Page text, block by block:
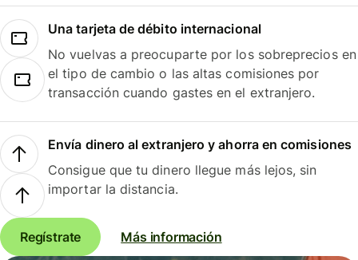
Una tarjeta de débito internacional
No vuelvas a preocuparte por los sobreprecios en
el tipo de cambio o las altas comisiones por
transacción cuando gastes en el extranjero.
Envía dinero al extranjero y ahorra en comisiones
Consigue que tu dinero llegue más lejos, sin
importar la distancia.
Regístrate Más información